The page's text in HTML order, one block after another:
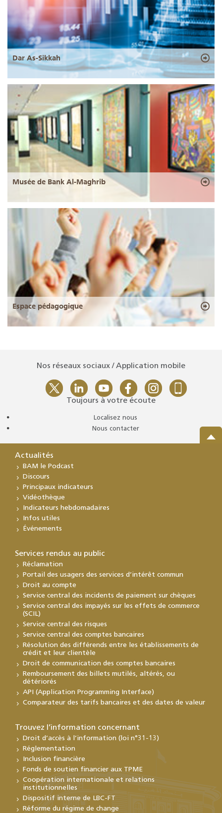
Dar As-Sikkah
Musée de Bank Al-Maghrib
Espace pédagogique
Nos réseaux sociaux / Application mobile
Toujours à votre écoute
Localisez nous
Nous contacter
Actualités
BAM le Podcast
Discours
Principaux indicateurs
Vidéothèque
Indicateurs hebdomadaires
Infos utiles
Événements
Services rendus au public
Réclamation
Portail des usagers des services d’intérêt commun
Droit au compte
Service central des incidents de paiement sur chèques
Service central des impayés sur les effets de commerce
(SCIL)
Service central des risques
Service central des comptes bancaires
Résolution des différends entre les établissements de
crédit et leur clientèle
Droit de communication des comptes bancaires
Remboursement des billets mutilés, altérés, ou
détériorés
API (Application Programming Interface)
Comparateur des tarifs bancaires et des dates de valeur
Trouvez l’information concernant
Droit d’accès à l’information (loi n°31-13)
Réglementation
Inclusion financière
Fonds de soutien financier aux TPME
Coopération internationale et relations
institutionnelles
Dispositif interne de LBC-FT
Réforme du régime de change